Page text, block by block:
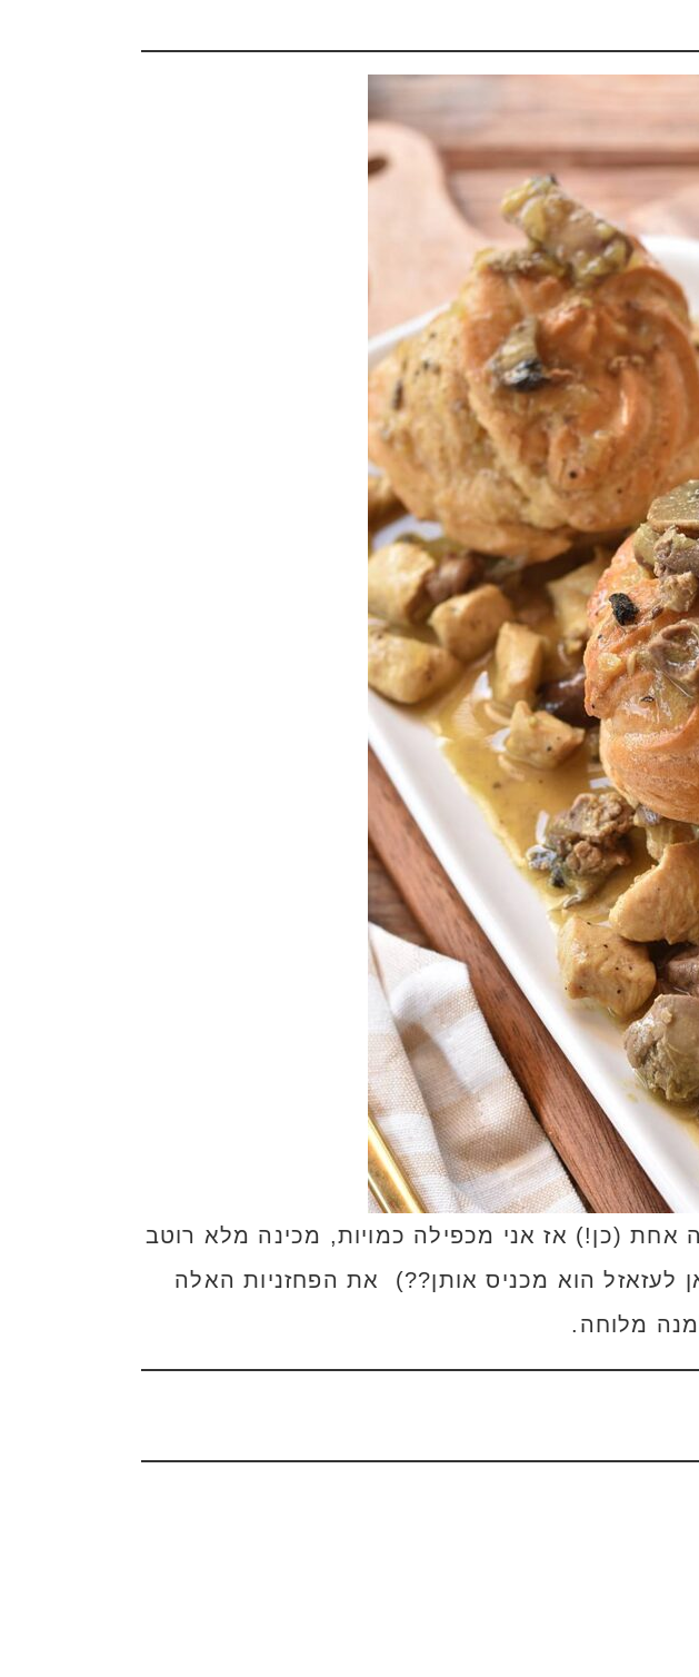
ואוכל לפחות 10 פחזניות בארוחה אחת (כן!) אז אני מכפילה כמויות, מכינה מלא רוטב
לעזאזל הוא מכניס אותן??) את הפחזניות האלה
מלוחה.